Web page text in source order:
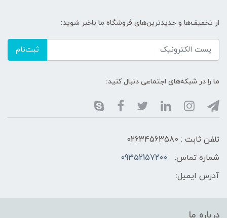
از تخفیف‌ها و جدیدترین‌های فروشگاه ما باخبر شوید:
ثبت‌نام
ما را در شبکه‌های اجتماعی دنبال کنید:
تلفن ثابت : 02634563580
شماره تماس:
09352157200
آدرس ایمیل:
درباره ما